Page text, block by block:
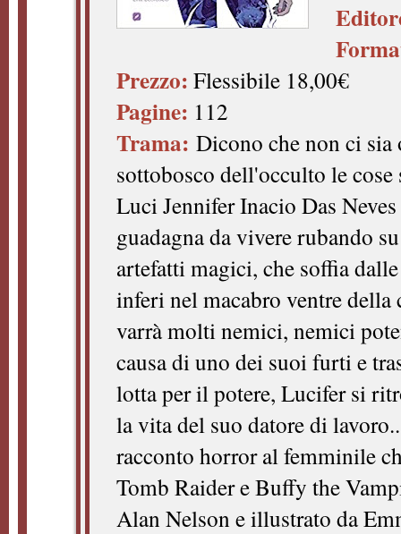
Prezzo: Flessibile 18,00€
Pagine: 112
Trama: Dicono che non ci
sottobosco dell'occulto le
Luci Jennifer Inacio Das
guadagna da vivere rubando
artefatti magici, che soffia
inferi nel macabro ventre
varrà molti nemici, nemici
causa di uno dei suoi furti e
lotta per il potere, Lucifer si
la vita del suo datore di
racconto horror al femminile
Tomb Raider e Buffy the
Alan Nelson e illustrato da